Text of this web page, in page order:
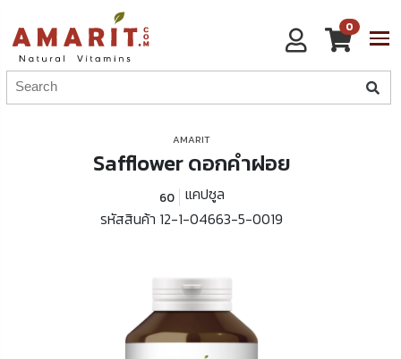
0
AMARIT
Safflower ดอกคำฝอย
60
แคปซูล
รหัสสินค้า 12-1-04663-5-0019